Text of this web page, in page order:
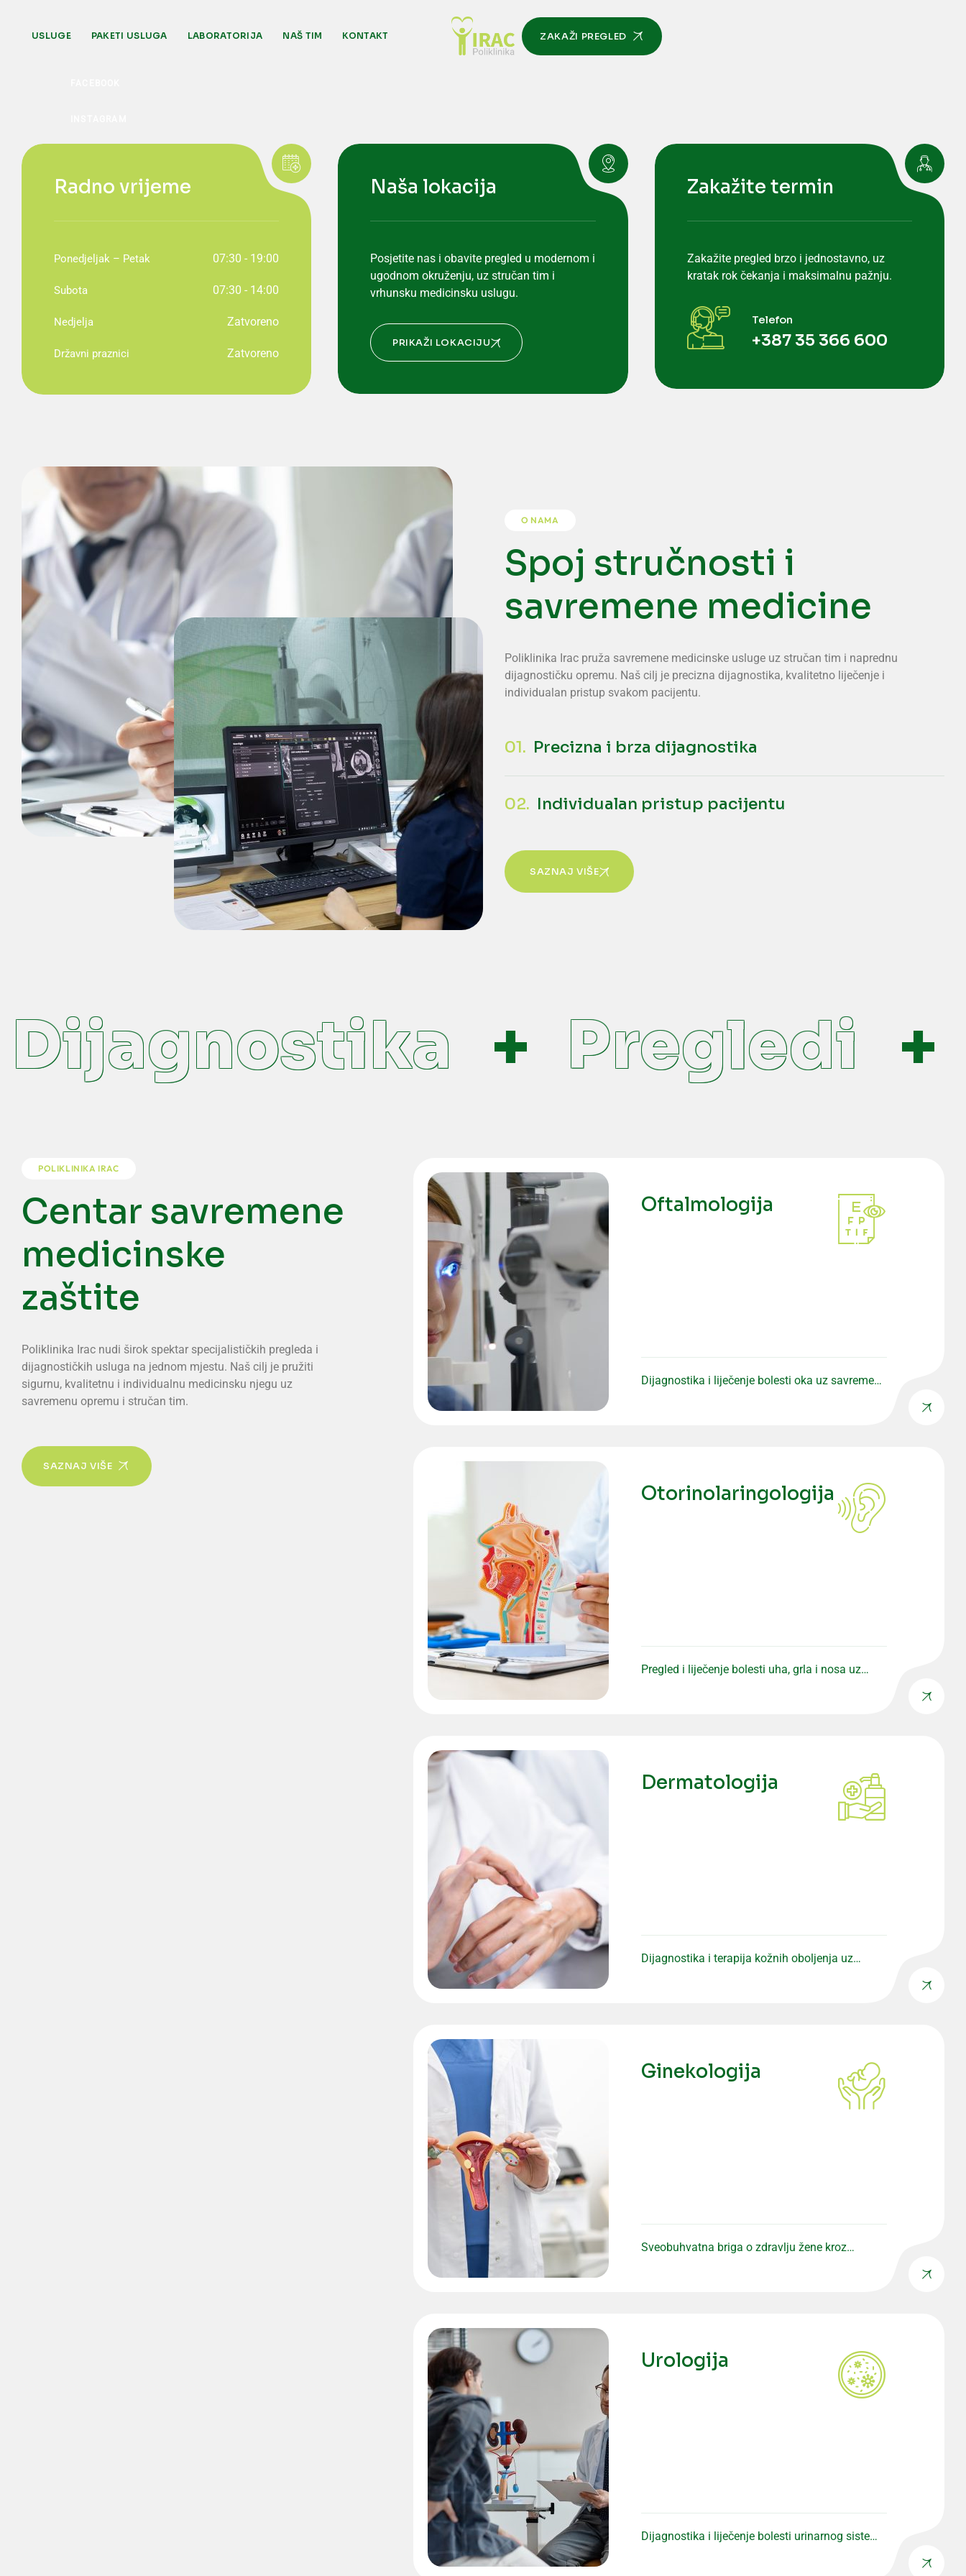
USLUGE PAKETI USLUGA LABORATORIJA NAŠ TIM KONTAKT ZAKAŽI PREGLED
Radno vrijeme
Ponedjeljak – Petak 07:30 - 19:00
Subota 07:30 - 14:00
Nedjelja Zatvoreno
Državni praznici Zatvoreno
Naša lokacija
Posjetite nas i obavite pregled u modernom i
ugodnom okruženju, uz stručan tim i
vrhunsku medicinsku uslugu.
PRIKAŽI LOKACIJU
Zakažite termin
Zakažite pregled brzo i jednostavno, uz
kratak rok čekanja i maksimalnu pažnju.
Telefon
+387 35 366 600
O NAMA
Spoj stručnosti i
savremene medicine
Poliklinika Irac pruža savremene medicinske usluge uz stručan tim i naprednu
dijagnostičku opremu. Naš cilj je precizna dijagnostika, kvalitetno liječenje i
individualan pristup svakom pacijentu.
01. Precizna i brza dijagnostika
02. Individualan pristup pacijentu
SAZNAJ VIŠE
Pregledi
POLIKLINIKA IRAC
Centar savremene
medicinske
zaštite
Poliklinika Irac nudi širok spektar specijalističkih pregleda i
dijagnostičkih usluga na jednom mjestu. Naš cilj je pružiti
sigurnu, kvalitetnu i individualnu medicinsku njegu uz
savremenu opremu i stručan tim.
SAZNAJ VIŠE
Oftalmologija
Dijagnostika i liječenje bolesti oka uz savremenu
Otorinolaringologija
Pregled i liječenje bolesti uha, grla i nosa uz
Dermatologija
Dijagnostika i terapija kožnih oboljenja uz
Ginekologija
Sveobuhvatna briga o zdravlju žene kroz
Urologija
Dijagnostika i liječenje bolesti urinarnog sistema